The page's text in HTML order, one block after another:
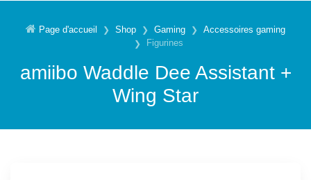
Page d'accueil Shop Gaming
Accessoires gaming
Figurines
amiibo Waddle Dee Assistant +
Wing Star